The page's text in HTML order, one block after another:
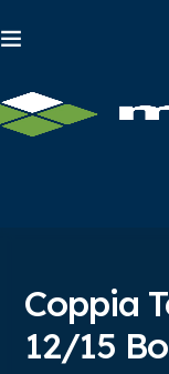
Coppia
12/15